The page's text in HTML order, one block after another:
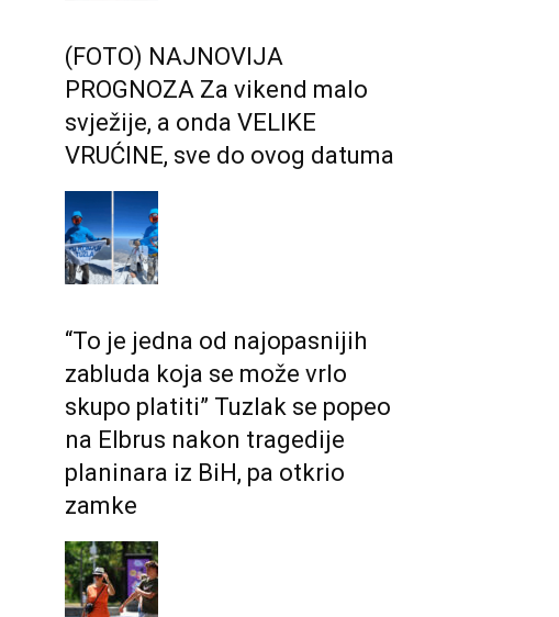
(FOTO) NAJNOVIJA
PROGNOZA Za vikend malo
svježije, a onda VELIKE
VRUĆINE, sve do ovog datuma
“To je jedna od najopasnijih
zabluda koja se može vrlo
skupo platiti” Tuzlak se popeo
na Elbrus nakon tragedije
planinara iz BiH, pa otkrio
zamke